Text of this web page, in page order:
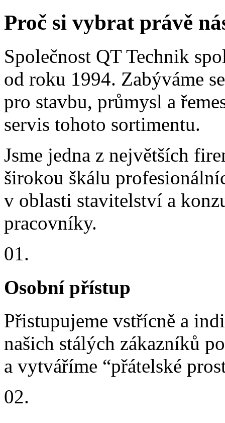
Proč si vybrat právě
Společnost QT Technik
od roku 1994. Zabýváme
pro stavbu, průmysl a
servis tohoto sortimentu.
Jsme jedna z největších
širokou škálu
v oblasti stavitelství a
pracovníky.
01.
Osobní přístup
Přistupujeme vstřícně a
našich stálých zákazníků
a vytváříme “přátelské
02.